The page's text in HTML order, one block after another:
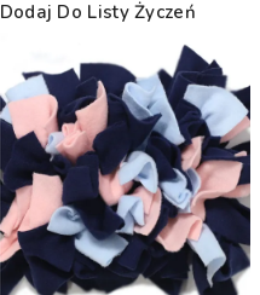
Dodaj Do Listy Życzeń